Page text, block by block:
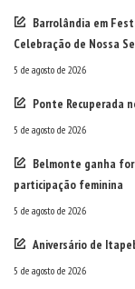
Ponte Recuperada
5 de agosto de 2026
Belmonte ganha
Aniversário de
5 de agosto de 2026